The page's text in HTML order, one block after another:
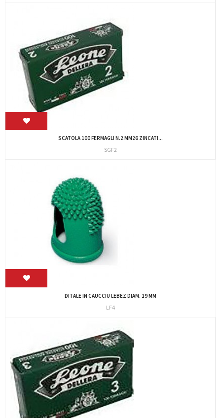
SCATOLA 100 FERMAGLI N.2 MM26 ZINCATI...
SGF2
DITALE IN CAUCCIU LEBEZ DIAM. 19 MM
LF4